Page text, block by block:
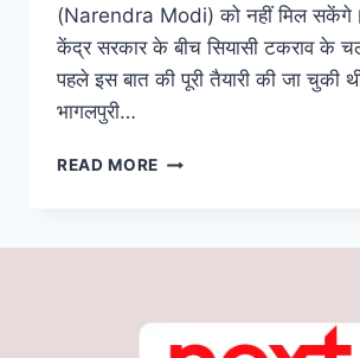
(Narendra Modi) को नहीं मिल सकेंगे।
केंद्र सरकार के बीच सियासी टकराव के
पहले इस बात की पूरी तैयारी की जा चुकी
भागलपुरी…
READ MORE BIHAR